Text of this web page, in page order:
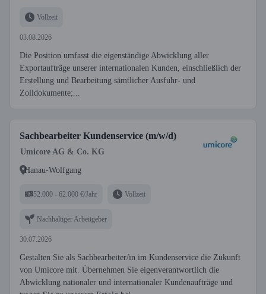
Vollzeit
03.08.2026
Die Position umfasst die eigenständige Abwicklung aller
Exportaufträge unserer internationalen Kunden, einschließlich der
Erstellung und Bearbeitung sämtlicher Ausfuhr- und
Zolldokumente;...
Sachbearbeiter Kundenservice (m/w/d)
Umicore AG & Co. KG
Hanau-Wolfgang
52.000 - 62.000 €/Jahr Vollzeit
Nachhaltiger Arbeitgeber
30.07.2026
Gestalten Sie als Sachbearbeiter/in im Kundenservice die Zukunft
von Umicore mit. Übernehmen Sie eigenverantwortlich die
Abwicklung nationaler und internationaler Kundenaufträge und